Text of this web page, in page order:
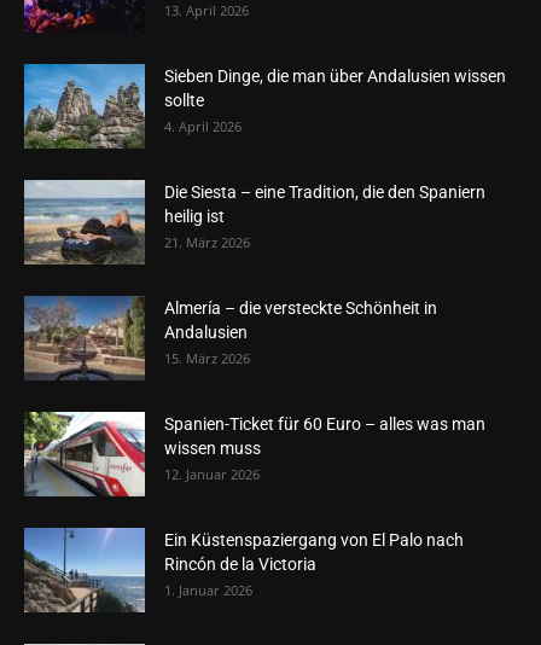
13. April 2026
Sieben Dinge, die man über Andalusien wissen
sollte
4. April 2026
Die Siesta – eine Tradition, die den Spaniern
heilig ist
21. März 2026
Almería – die versteckte Schönheit in
Andalusien
15. März 2026
Spanien-Ticket für 60 Euro – alles was man
wissen muss
12. Januar 2026
Ein Küstenspaziergang von El Palo nach
Rincón de la Victoria
1. Januar 2026